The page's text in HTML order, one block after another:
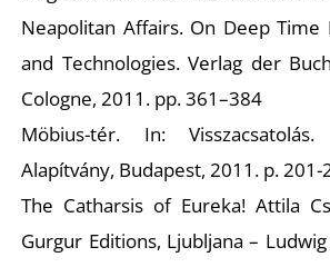
Neapolitan Affairs. On Deep Time
and Technologies.Verlag der
Cologne, 2011. pp. 361–384
Möbius-tér. In: Visszacsatolás.
Alapítvány, Budapest, 2011. p. 201-
The Catharsis of Eureka! Attila
Gurgur Editions, Ljubljana –